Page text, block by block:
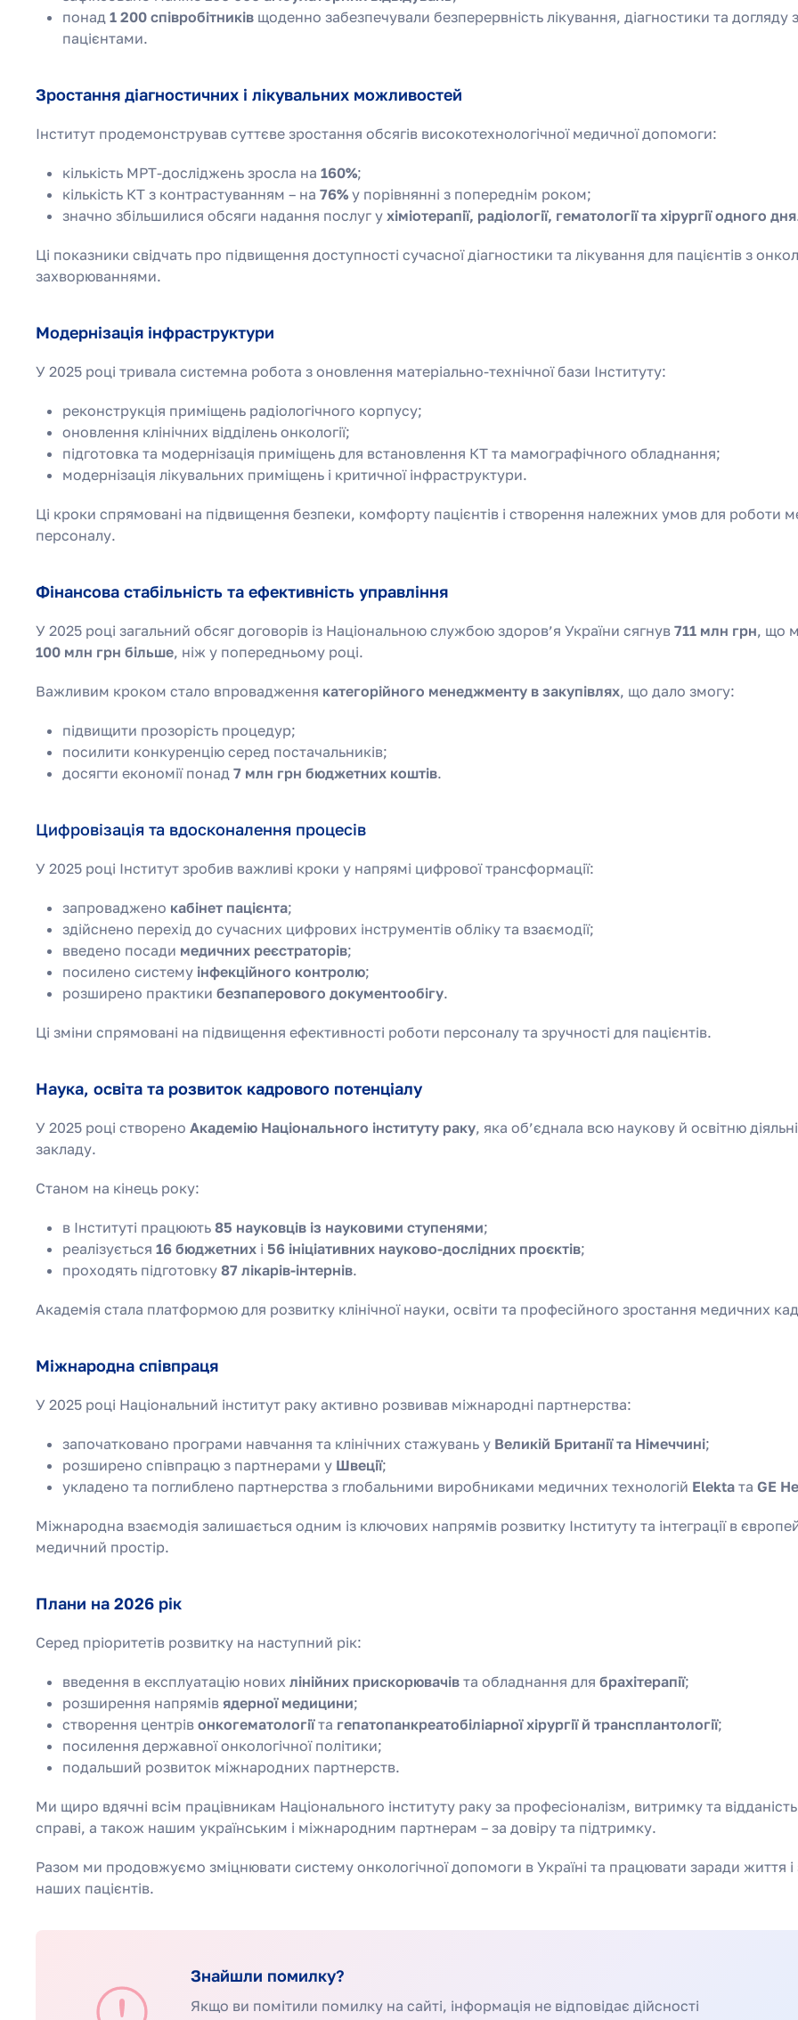
понад 1 200 співробітників щоденно забезпечували безперервність лікування, діагностики та догляду
пацієнтами.
Зростання діагностичних і лікувальних можливостей
Інститут продемонстрував суттєве зростання обсягів високотехнологічної медичної допомоги:
кількість МРТ-досліджень зросла на 160%;
кількість КТ з контрастуванням – на 76% у порівнянні з попереднім роком;
значно збільшилися обсяги надання послуг у хіміотерапії, радіології, гематології та хірургії одного дня
Ці показники свідчать про підвищення доступності сучасної діагностики та лікування для пацієнтів з
захворюваннями.
Модернізація інфраструктури
У 2025 році тривала системна робота з оновлення матеріально-технічної бази Інституту:
реконструкція приміщень радіологічного корпусу;
оновлення клінічних відділень онкології;
підготовка та модернізація приміщень для встановлення КТ та мамографічного обладнання;
модернізація лікувальних приміщень і критичної інфраструктури.
Ці кроки спрямовані на підвищення безпеки, комфорту пацієнтів і створення належних умов для роботи
персоналу.
Фінансова стабільність та ефективність управління
У 2025 році загальний обсяг договорів із Національною службою здоров’я України сягнув 711 млн грн, що
100 млн грн більше, ніж у попередньому році.
Важливим кроком стало впровадження категорійного менеджменту в закупівлях, що дало змогу:
підвищити прозорість процедур;
посилити конкуренцію серед постачальників;
досягти економії понад 7 млн грн бюджетних коштів.
Цифровізація та вдосконалення процесів
У 2025 році Інститут зробив важливі кроки у напрямі цифрової трансформації:
запроваджено кабінет пацієнта;
здійснено перехід до сучасних цифрових інструментів обліку та взаємодії;
введено посади медичних реєстраторів;
посилено систему інфекційного контролю;
розширено практики безпаперового документообігу.
Ці зміни спрямовані на підвищення ефективності роботи персоналу та зручності для пацієнтів.
Наука, освіта та розвиток кадрового потенціалу
У 2025 році створено Академію Національного інституту раку, яка об’єднала всю наукову й освітню
закладу.
Станом на кінець року:
в Інституті працюють 85 науковців із науковими ступенями;
реалізується 16 бюджетних і 56 ініціативних науково-дослідних проєктів;
проходять підготовку 87 лікарів-інтернів.
Академія стала платформою для розвитку клінічної науки, освіти та професійного зростання медичних
Міжнародна співпраця
У 2025 році Національний інститут раку активно розвивав міжнародні партнерства:
започатковано програми навчання та клінічних стажувань у Великій Британії та Німеччині;
розширено співпрацю з партнерами у Швеції;
укладено та поглиблено партнерства з глобальними виробниками медичних технологій Elekta та GE
Міжнародна взаємодія залишається одним із ключових напрямів розвитку Інституту та інтеграції в
медичний простір.
Плани на 2026 рік
Серед пріоритетів розвитку на наступний рік:
введення в експлуатацію нових лінійних прискорювачів та обладнання для брахітерапії;
розширення напрямів ядерної медицини;
створення центрів онкогематологіїта гепатопанкреатобіліарної хірургії й трансплантології;
посилення державної онкологічної політики;
подальший розвиток міжнародних партнерств.
Ми щиро вдячні всім працівникам Національного інституту раку за професіоналізм, витримку та
справі, а також нашим українським і міжнародним партнерам – за довіру та підтримку.
Разом ми продовжуємо зміцнювати систему онкологічної допомоги в Україні та працювати заради життя і
наших пацієнтів.
Знайшли помилку?
Якщо ви помітили помилку на сайті, інформація не відповідає дійсності